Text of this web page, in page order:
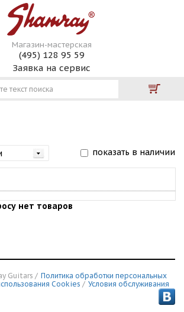
Магазин-мастерская
(495) 128 95 59
Заявка на сервис
показать в наличии
нет товаров
Guitars / Политика обработки персональных
Сookies / Условия обслуживания